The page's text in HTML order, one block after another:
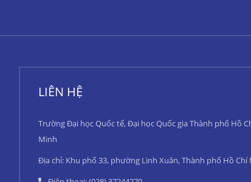
LIÊN HỆ
Trường Đại học Quốc tế, Đại học Quốc gia Thành phố Hồ
Minh
Địa chỉ: Khu phố 33, phường Linh Xuân, Thành phố Hồ Chí